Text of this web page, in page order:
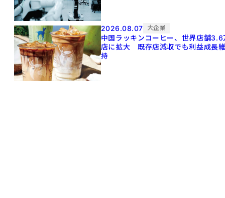
2026.08.07 大企業
中国ラッキンコーヒー、世界店舗3.6
店に拡大 既存店減収でも利益成長
持